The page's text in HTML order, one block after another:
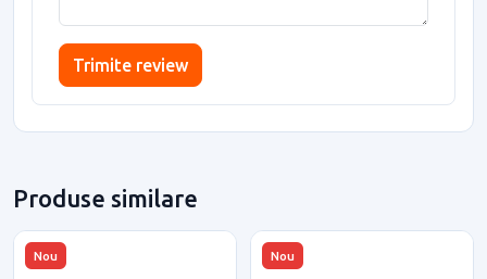
Trimite review
Produse similare
Nou Nou